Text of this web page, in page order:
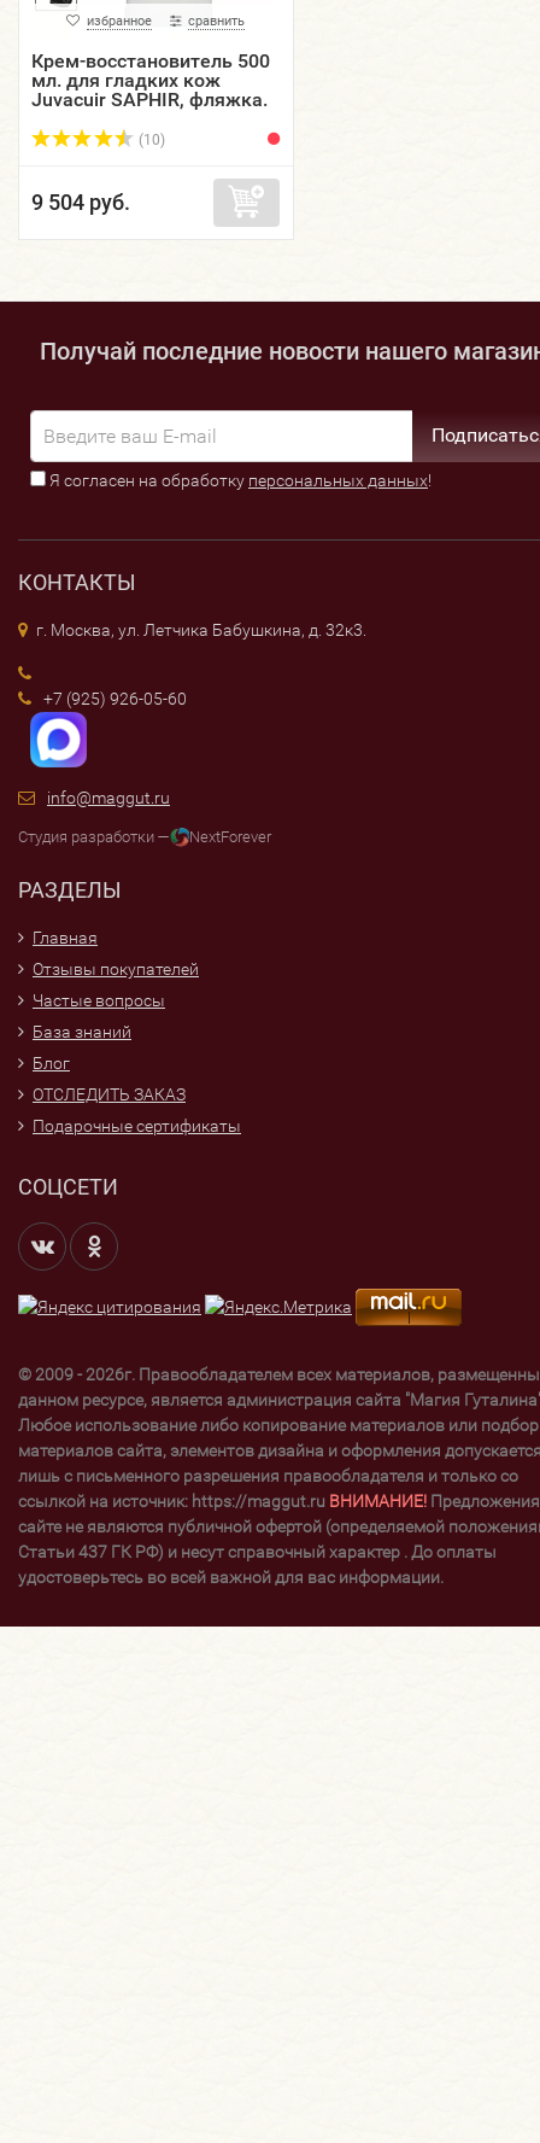
избранное сравнить
Крем-восстановитель 500
мл. для гладких кож
Juvacuir SAPHIR, фляжка.
(10)
9 504 руб.
Получай последние новости нашего
Я согласен на обработку персональных данных!
КОНТАКТЫ
г. Москва, ул. Летчика Бабушкина, д. 32к3.
+7 (925) 926-05-60
info@maggut.ru
Студия разработки — NextForever
РАЗДЕЛЫ
Главная
Отзывы покупателей
Частые вопросы
База знаний
Блог
ОТСЛЕДИТЬ ЗАКАЗ
Подарочные сертификаты
СОЦСЕТИ
© 2009 - 2026г. Правообладателем всех материалов,
данном ресурсе, является администрация сайта "Магия
Любое использование либо копирование материалов или
материалов сайта, элементов дизайна и оформления
лишь с письменного разрешения правообладателя и только со
ссылкой на источник: https://maggut.ru ВНИМАНИЕ!
сайте не являются публичной офертой (определяемой
Статьи 437 ГК РФ) и несут справочный характер . До оплаты
удостоверьтесь во всей важной для вас информации.